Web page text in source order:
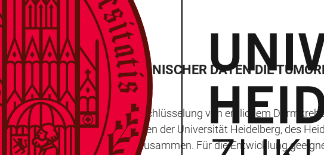
MODELLIERUNG MEDIZINISCHER DATEN DIE
zu finden, die bei der Entschlüsselung von erblichem
und Tumorbiologen der Universität Heidelberg, des
Krebsforschungszentrums zusammen. Für die Entwicklung